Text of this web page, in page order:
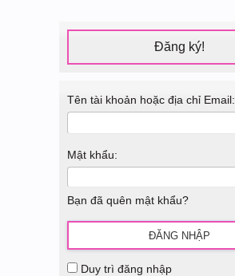
Đăng ký!
Tên tài khoản hoặc địa chỉ Email:
Mật khẩu:
Bạn đã quên mật khẩu?
Duy trì đăng nhập